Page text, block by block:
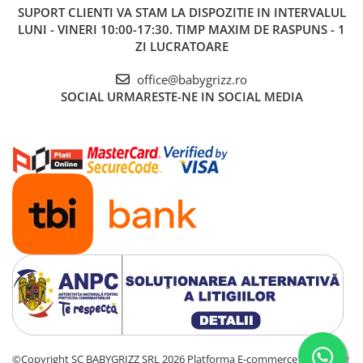
Materiale de înaltă calitate
Cushions Two-Fit ™ pentru confort adaptabil la fiecare copil
Confort excepțional cu 4 poziții de înclinare
Tetieră reglabilă în 6 trepte
scaunului auto
Technologia Universal Level™ –Poziție optimă în
orice mașină
SUPORT CLIENTI VA STAM LA DISPOZITIE IN INTERVALUL
LUNI - VINERI 10:00-17:30. TIMP MAXIM DE RASPUNS - 1
ZI LUCRATOARE
office@babygrizz.ro
SOCIAL URMARESTE-NE IN SOCIAL MEDIA
©Copyright SC BABYGRIZZ SRL 2026 Platforma E-commerce by Gomag